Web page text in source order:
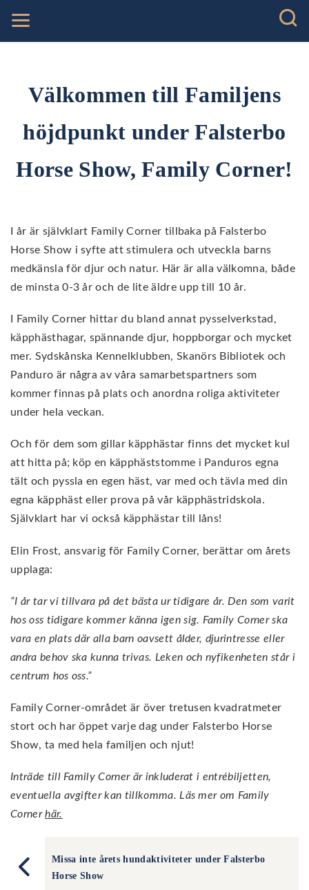
Välkommen till Familjens
höjdpunkt under Falsterbo
Horse Show, Family Corner!
I år är självklart Family Corner tillbaka på Falsterbo
Horse Show i syfte att stimulera och utveckla barns
medkänsla för djur och natur. Här är alla välkomna, både
de minsta 0-3 år och de lite äldre upp till 10 år.
I Family Corner hittar du bland annat pysselverkstad,
käpphästhagar, spännande djur, hoppborgar och mycket
mer. Sydskånska Kennelklubben, Skanörs Bibliotek och
Panduro är några av våra samarbetspartners som
kommer finnas på plats och anordna roliga aktiviteter
under hela veckan.
Och för dem som gillar käpphästar finns det mycket kul
att hitta på; köp en käpphäststomme i Panduros egna
tält och pyssla en egen häst, var med och tävla med din
egna käpphäst eller prova på vår käpphästridskola.
Självklart har vi också käpphästar till låns!
Elin Frost, ansvarig för Family Corner, berättar om årets
upplaga:
”I år tar vi tillvara på det bästa ur tidigare år. Den som varit
hos oss tidigare kommer känna igen sig. Family Corner ska
vara en plats där alla barn oavsett ålder, djurintresse eller
andra behov ska kunna trivas. Leken och nyfikenheten står i
centrum hos oss.”
Family Corner-området är över tretusen kvadratmeter
stort och har öppet varje dag under Falsterbo Horse
Show, ta med hela familjen och njut!
Inträde till Family Corner är inkluderat i entrébiljetten,
eventuella avgifter kan tillkomma. Läs mer om Family
Cornerhär.
Missa inte årets hundaktiviteter under Falsterbo
Horse Show